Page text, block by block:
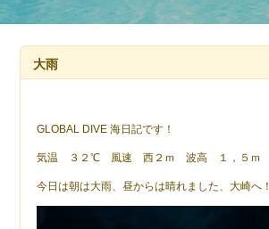
大雨
GLOBAL DIVE 海日記です！
気温 ３２℃ 風速 西２ｍ 波高 １，５ｍ
今日は朝は大雨、昼からは晴れました、大崎へ！